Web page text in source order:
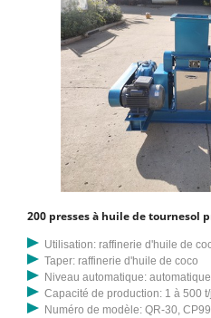
200 presses à huile de tournesol
Utilisation: raffinerie d'huile de
Taper: raffinerie d'huile de coco
Niveau automatique: automatique
Capacité de production: 1 à 500 t/j
Numéro de modèle: QR-30, CP99